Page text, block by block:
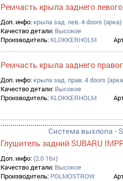
Ремчасть крыла заднего
Доп. инфо: крыла зад. лев. 4 doors
Качество детали: Высокое
Производитель: KLOKKERHOLM
Ремчасть крыла заднего
Доп. инфо: крыла зад. прав. 4 doors
Качество детали: Высокое
Производитель: KLOKKERHOLM
Система выхлопа -
Глушитель задний SUBARU
Доп. инфо: (2.0 16v)
Качество детали: Высокое
Производитель: POLMOSTROW